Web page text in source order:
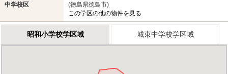
中学校区
(徳島県徳島市)
この学区の他の物件を見る
昭和小学校学区域 城東中学校学区域